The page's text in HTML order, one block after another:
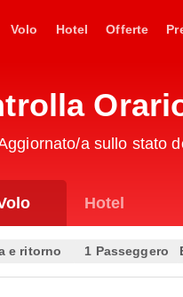
Volo Hotel Offerte
a sullo stato
Hotel
e ritorno 1 Passeggero